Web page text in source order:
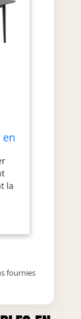
la
fournies